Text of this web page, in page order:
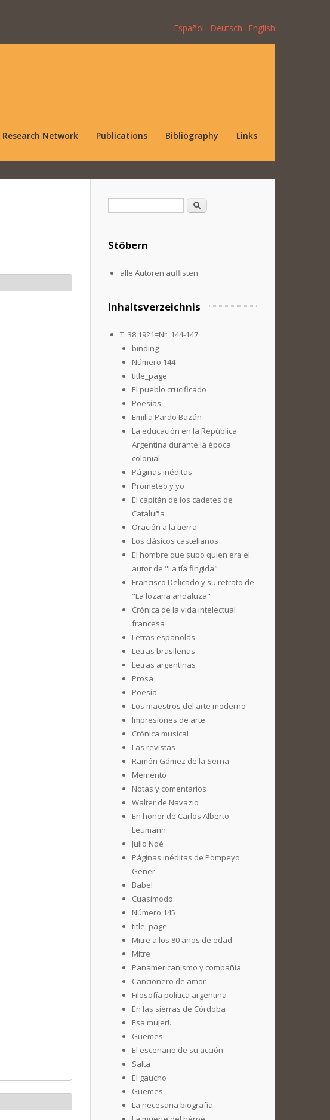
Español Deutsch English
Research Network Publications Bibliography Links
Search
Stöbern
alle Autoren auflisten
Inhaltsverzeichnis
T. 38.1921=Nr. 144-147
binding
Número 144
title_page
El pueblo crucificado
Poesías
Emilia Pardo Bazán
La educación en la República
Argentina durante la época
colonial
Páginas inéditas
Prometeo y yo
El capitán de los cadetes de
Cataluña
Oración a la tierra
Los clásicos castellanos
El hombre que supo quien era el
autor de "La tía fingida"
Francisco Delicado y su retrato de
"La lozana andaluza"
Crónica de la vida intelectual
francesa
Letras españolas
Letras brasileñas
Letras argentinas
Prosa
Poesía
Los maestros del arte moderno
Impresiones de arte
Crónica musical
Las revistas
Ramón Gómez de la Serna
Memento
Notas y comentarios
Walter de Navazio
En honor de Carlos Alberto
Leumann
Julio Noé
Páginas inéditas de Pompeyo
Gener
Babel
Cuasimodo
Número 145
title_page
Mitre a los 80 años de edad
Mitre
Panamericanismo y compañia
Cancionero de amor
Filosofía política argentina
En las sierras de Córdoba
Esa mujer!...
Güemes
El escenario de su acción
Salta
El gaucho
Güemes
La necesaria biografía